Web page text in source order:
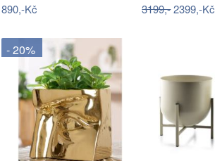
890,-Kč 3199,-2399,-Kč
- 20%